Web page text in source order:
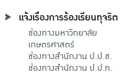
แจ้งเรื่องการร้องเรียนทุจริต
ช่องทางมหาวิทยาลัย
เกษตรศาสตร์
ช่องทางสำนักงาน ป.ป.ช.
ช่องทางสำนักงาน ป.ป.ท.